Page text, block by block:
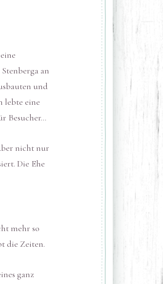
an
und
lebte eine
Besucher…
nicht nur
Die Ehe
mehr so
die Zeiten.
ganz